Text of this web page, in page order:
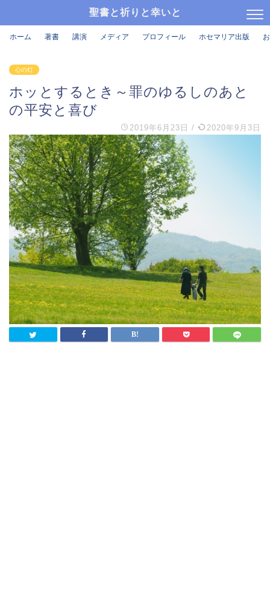
聖書と祈りと幸いと
ホーム 著書 講演 メディア プロフィール ホセマリア出版
心の灯
ホッとするとき～罪のゆるしのあと
の平安と喜び
2019年6月23日 / 2020年9月3日